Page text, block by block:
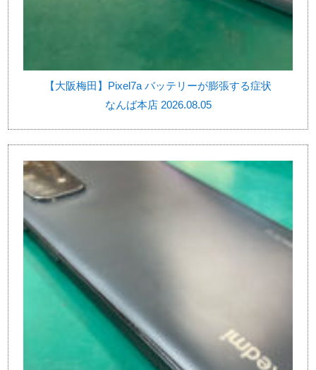
【大阪梅田】Pixel7a バッテリーが膨張する症状
なんば本店 2026.08.05